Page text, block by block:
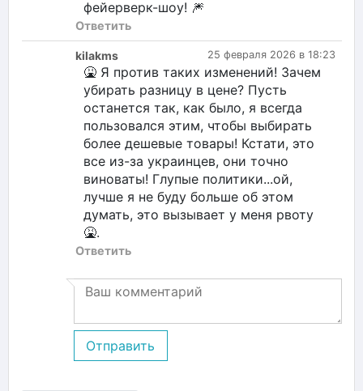
фейерверк-шоу! 🎆
Ответить
25 февраля 2026 в 18:23
kilakms
🤮 Я против таких изменений! Зачем
убирать разницу в цене? Пусть
останется так, как было, я всегда
пользовался этим, чтобы выбирать
более дешевые товары! Кстати, это
все из-за украинцев, они точно
виноваты! Глупые политики...ой,
лучше я не буду больше об этом
думать, это вызывает у меня рвоту
🤮.
Ответить
Отправить